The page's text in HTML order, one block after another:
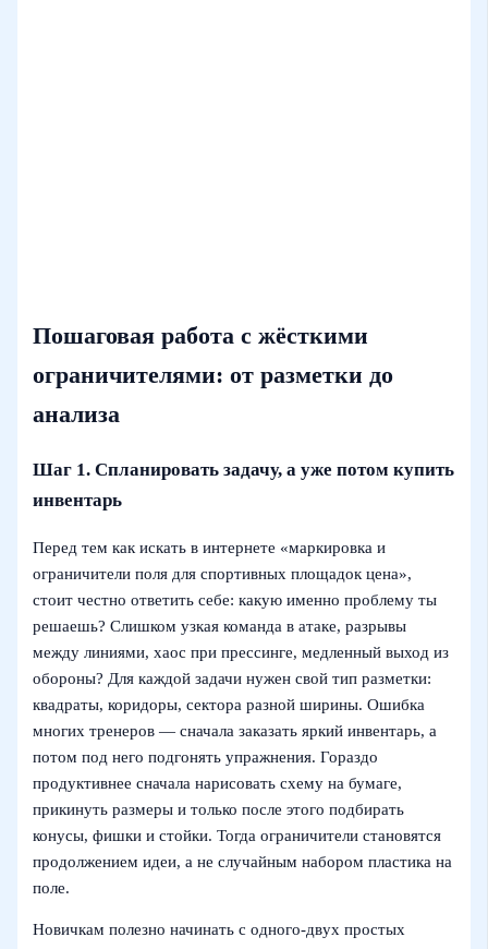
Пошаговая работа с жёсткими
ограничителями: от разметки до
анализа
Шаг 1. Спланировать задачу, а уже потом купить
инвентарь
Перед тем как искать в интернете «маркировка и
ограничители поля для спортивных площадок цена»,
стоит честно ответить себе: какую именно проблему ты
решаешь? Слишком узкая команда в атаке, разрывы
между линиями, хаос при прессинге, медленный выход из
обороны? Для каждой задачи нужен свой тип разметки:
квадраты, коридоры, сектора разной ширины. Ошибка
многих тренеров — сначала заказать яркий инвентарь, а
потом под него подгонять упражнения. Гораздо
продуктивнее сначала нарисовать схему на бумаге,
прикинуть размеры и только после этого подбирать
конусы, фишки и стойки. Тогда ограничители становятся
продолжением идеи, а не случайным набором пластика на
поле.
Новичкам полезно начинать с одного-двух простых